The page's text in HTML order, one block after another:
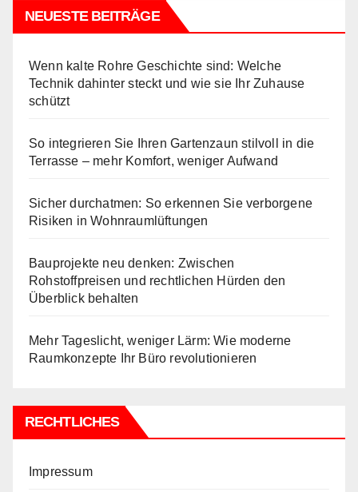
NEUESTE BEITRÄGE
Wenn kalte Rohre Geschichte sind: Welche
Technik dahinter steckt und wie sie Ihr Zuhause
schützt
So integrieren Sie Ihren Gartenzaun stilvoll in die
Terrasse – mehr Komfort, weniger Aufwand
Sicher durchatmen: So erkennen Sie verborgene
Risiken in Wohnraumlüftungen
Bauprojekte neu denken: Zwischen
Rohstoffpreisen und rechtlichen Hürden den
Überblick behalten
Mehr Tageslicht, weniger Lärm: Wie moderne
Raumkonzepte Ihr Büro revolutionieren
RECHTLICHES
Impressum